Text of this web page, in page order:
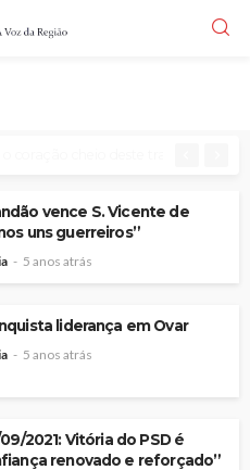
vence S. Vicente de
uns guerreiros”
5 anos atrás
liderança em Ovar
5 anos atrás
2021: Vitória do PSD é
renovado e reforçado”